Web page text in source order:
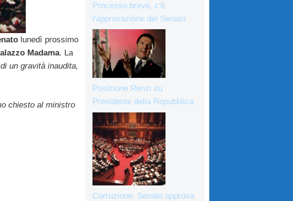
lunedì prossimo
Madama. La
un gravità inaudita,
chiesto al ministro
Processo breve, c'è
l'approvazione del Senato
Posizione Renzi su
Presidente della Repubblica
Corruzione: Senato approva